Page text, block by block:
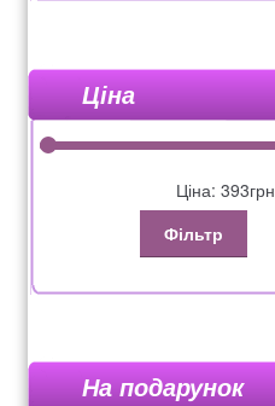
Ціна
Ціна: 393грн
Фільтр
На подарунок